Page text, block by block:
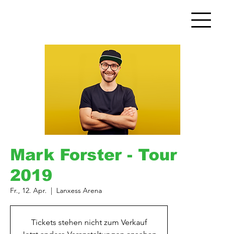
Mark Forster - Tour
2019
Fr., 12. Apr.
  |
Lanxess Arena
Tickets stehen nicht zum Verkauf